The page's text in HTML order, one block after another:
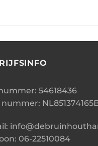
54618436
06-22510084